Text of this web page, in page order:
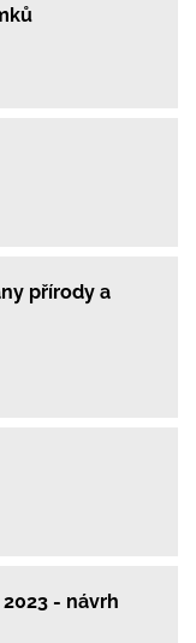
přírody a
- návrh